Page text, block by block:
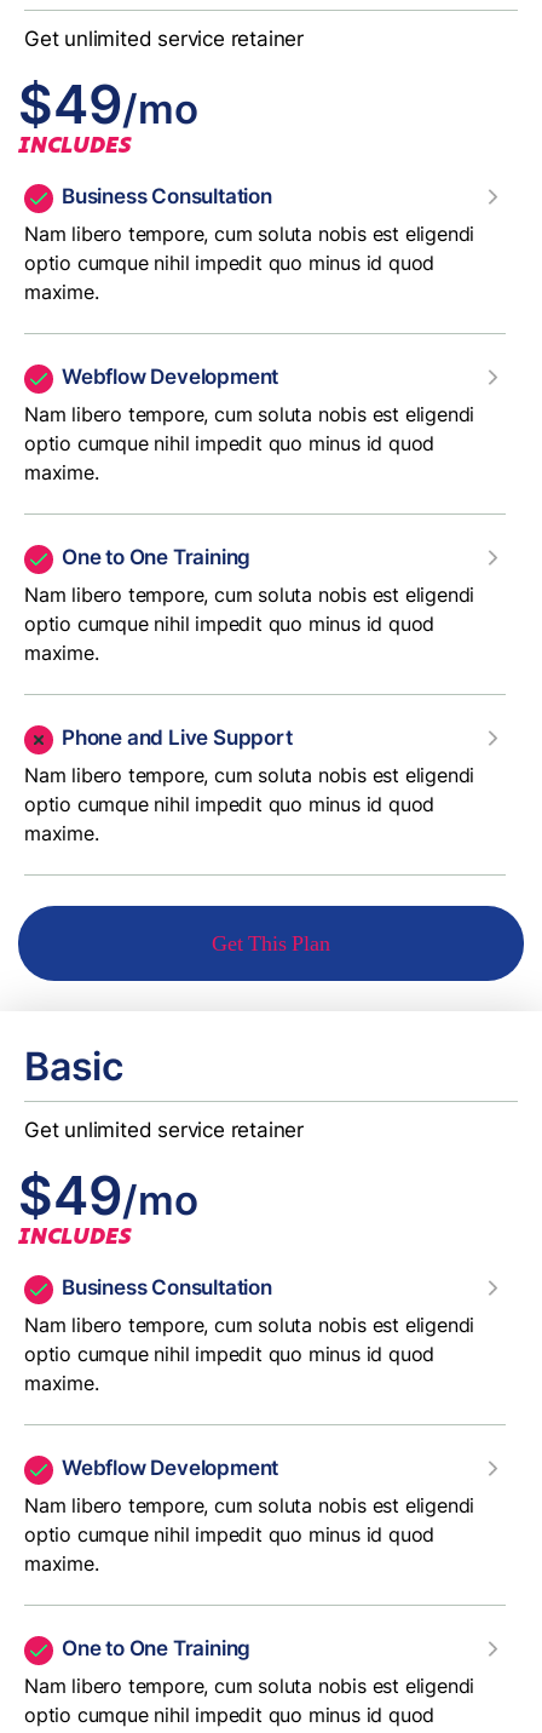
Get unlimited service retainer
$49/mo
INCLUDES
Business Consultation
Nam libero tempore, cum soluta nobis est eligendi
optio cumque nihil impedit quo minus id quod
maxime.
Webflow Development
Nam libero tempore, cum soluta nobis est eligendi
optio cumque nihil impedit quo minus id quod
maxime.
One to One Training
Nam libero tempore, cum soluta nobis est eligendi
optio cumque nihil impedit quo minus id quod
maxime.
Phone and Live Support
Nam libero tempore, cum soluta nobis est eligendi
optio cumque nihil impedit quo minus id quod
maxime.
Get This Plan
Basic
Get unlimited service retainer
$49/mo
INCLUDES
Business Consultation
Nam libero tempore, cum soluta nobis est eligendi
optio cumque nihil impedit quo minus id quod
maxime.
Webflow Development
Nam libero tempore, cum soluta nobis est eligendi
optio cumque nihil impedit quo minus id quod
maxime.
One to One Training
Nam libero tempore, cum soluta nobis est eligendi
optio cumque nihil impedit quo minus id quod